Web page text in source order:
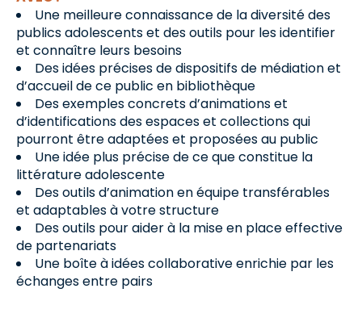
Une meilleure connaissance de la diversité des
publics adolescents et des outils pour les identifier
et connaître leurs besoins
Des idées précises de dispositifs de médiation et
d’accueil de ce public en bibliothèque
Des exemples concrets d’animations et
d’identifications des espaces et collections qui
pourront être adaptées et proposées au public
Une idée plus précise de ce que constitue la
littérature adolescente
Des outils d’animation en équipe transférables
et adaptables à votre structure
Des outils pour aider à la mise en place effective
de partenariats
Une boîte à idées collaborative enrichie par les
échanges entre pairs